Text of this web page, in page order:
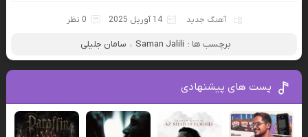
آهنگ جدید 14 آوریل 2025 0 نظر
برچسب ها : Saman Jalili ، سامان جلیلی
پست های پیشنهادی